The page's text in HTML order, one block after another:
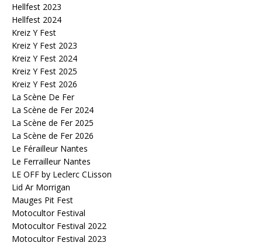
Hellfest 2023
Hellfest 2024
Kreiz Y Fest
Kreiz Y Fest 2023
Kreiz Y Fest 2024
Kreiz Y Fest 2025
Kreiz Y Fest 2026
La Scène De Fer
La Scène de Fer 2024
La Scène de Fer 2025
La Scène de Fer 2026
Le Férailleur Nantes
Le Ferrailleur Nantes
LE OFF by Leclerc CLisson
Lid Ar Morrigan
Mauges Pit Fest
Motocultor Festival
Motocultor Festival 2022
Motocultor Festival 2023